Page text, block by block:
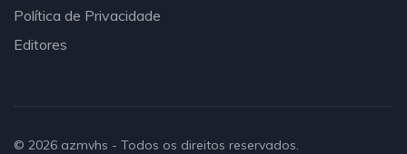
Política de Privacidade
Editores
© 2026 azmvhs - Todos os direitos reservados.